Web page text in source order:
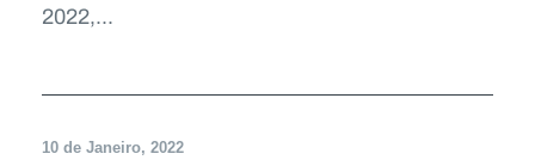
2022,...
10 de Janeiro, 2022